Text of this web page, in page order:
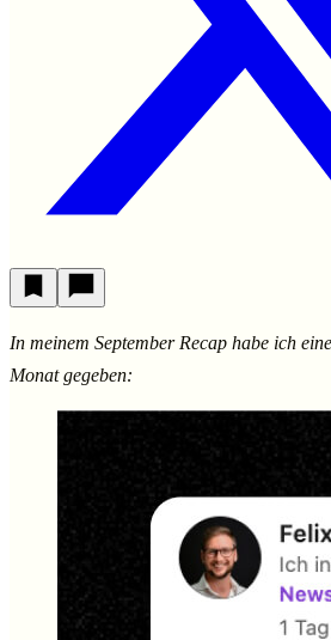
In meinem September Recap habe ich
Monat gegeben: